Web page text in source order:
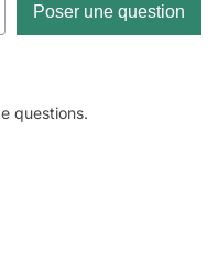
Poser une question
questions.